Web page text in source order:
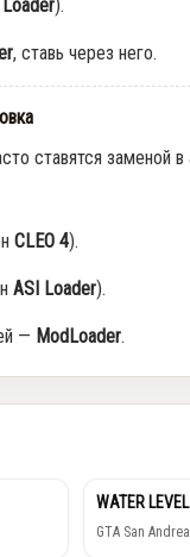
).
, ставь через него.
ставятся заменой
CLEO 4).
ASI Loader).
— ModLoader.
WATER LEVEL
GTA San